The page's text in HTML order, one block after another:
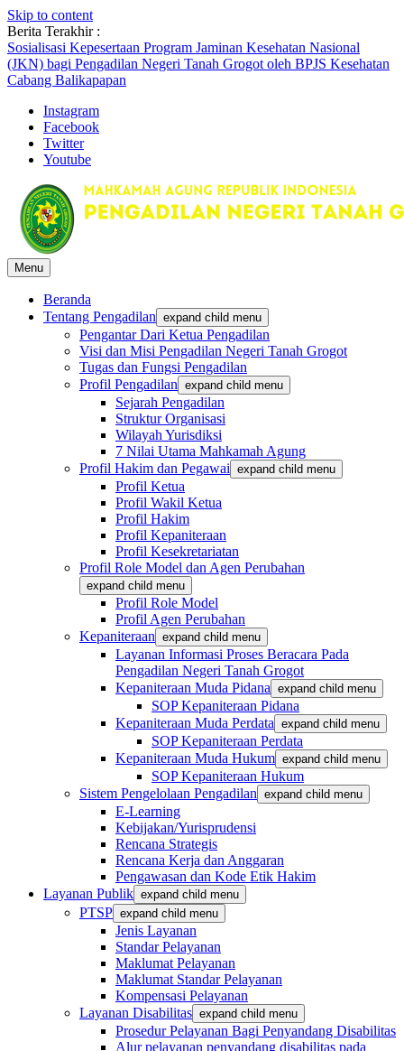
Skip to content
Berita Terakhir :
Sosialisasi Kepesertaan Program Jaminan Kesehatan Nasional
(JKN) bagi Pengadilan Negeri Tanah Grogot oleh BPJS Kesehatan
Cabang Balikapapan
Briefin Petugas PTSP Hari Senin, 3 Agustus 2026
Briefing Petugas PTSP Hari Kamis Tanggal 6 Agustus 2026
Instagram
Facebook
Twitter
Youtube
Menu
Beranda
Tentang Pengadilan expand child menu
Pengantar Dari Ketua Pengadilan
Visi dan Misi Pengadilan Negeri Tanah Grogot
Tugas dan Fungsi Pengadilan
Profil Pengadilan expand child menu
Sejarah Pengadilan
Struktur Organisasi
Wilayah Yurisdiksi
7 Nilai Utama Mahkamah Agung
Profil Hakim dan Pegawai expand child menu
Profil Ketua
Profil Wakil Ketua
Profil Hakim
Profil Kepaniteraan
Profil Kesekretariatan
Profil Role Model dan Agen Perubahan
expand child menu
Profil Role Model
Profil Agen Perubahan
Kepaniteraan expand child menu
Layanan Informasi Proses Beracara Pada
Pengadilan Negeri Tanah Grogot
Kepaniteraan Muda Pidana expand child menu
SOP Kepaniteraan Pidana
Kepaniteraan Muda Perdata expand child menu
SOP Kepaniteraan Perdata
Kepaniteraan Muda Hukum expand child menu
SOP Kepaniteraan Hukum
Sistem Pengelolaan Pengadilan expand child menu
E-Learning
Kebijakan/Yurisprudensi
Rencana Strategis
Rencana Kerja dan Anggaran
Pengawasan dan Kode Etik Hakim
Layanan Publik expand child menu
PTSP expand child menu
Jenis Layanan
Standar Pelayanan
Maklumat Pelayanan
Maklumat Standar Pelayanan
Kompensasi Pelayanan
Layanan Disabilitas expand child menu
Prosedur Pelayanan Bagi Penyandang Disabilitas
Alur pelayanan penyandang disabilitas pada